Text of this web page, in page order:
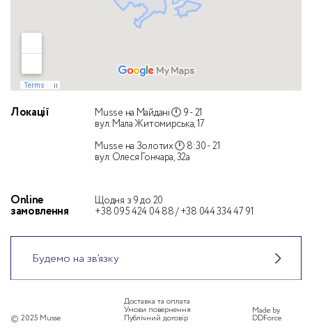
Локації
Musse на Майдані 🕛 9 - 21
вул. Мала Житомирська, 17
Musse на Золотих 🕛 8:30 - 21
вул. Олеся Гончара, 32а
Оnline
замовлення
Щодня з 9 до 20
+38 095 424 04 88/+38 044 334 47 91
Будемо на зв’язку
© 2025 Musse
Доставка та оплата
Умови повернення
Публічний договір
Made by
DDForce